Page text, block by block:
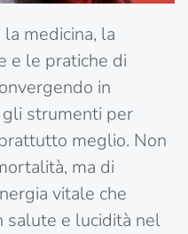
la medicina, la
e le pratiche di
in
gli strumenti per
meglio. Non
ma di
vitale che
salute e lucidità nel